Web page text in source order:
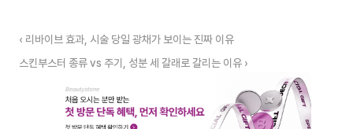
‹ 리바이브 효과, 시술 당일 광채가 보이는 진짜 이유
스킨부스터 종류 vs 주기, 성분 세 갈래로 갈리는 이유 ›